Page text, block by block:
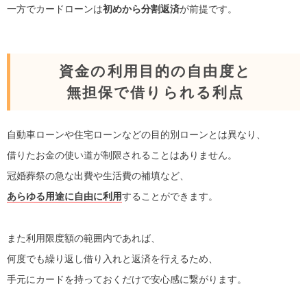
一方でカードローンは初めから分割返済が前提です。
資金の利用目的の自由度と
無担保で借りられる利点
自動車ローンや住宅ローンなどの目的別ローンとは異なり、
借りたお金の使い道が制限されることはありません。
冠婚葬祭の急な出費や生活費の補填など、
あらゆる用途に自由に利用することができます。
また利用限度額の範囲内であれば、
何度でも繰り返し借り入れと返済を行えるため、
手元にカードを持っておくだけで安心感に繋がります。